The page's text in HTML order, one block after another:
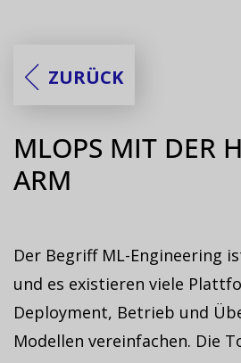
ZURÜCK
MLOPS MIT DER
ARM
Der Begriff ML-Engineering
und es existieren viele
Deployment, Betrieb und
Modellen vereinfachen. Die